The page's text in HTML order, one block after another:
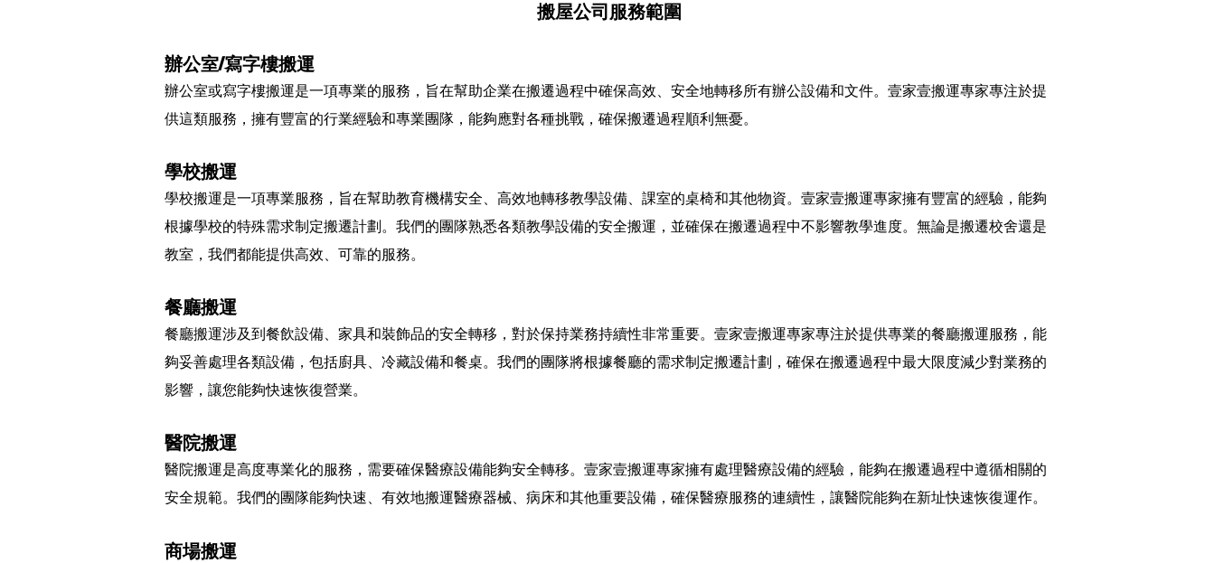
搬屋公司服務範圍
辦公室/寫字樓搬運
辦公室或寫字樓搬運是一項專業的服務，旨在幫助企業在搬遷過程中確保高效、安全地轉移所有辦公設備和文件。壹家壹搬運專家專注於提
供這類服務，擁有豐富的行業經驗和專業團隊，能夠應對各種挑戰，確保搬遷過程順利無憂。
學校搬運
學校搬運是一項專業服務，旨在幫助教育機構安全、高效地轉移教學設備、課室的桌椅和其他物資。壹家壹搬運專家擁有豐富的經驗，能夠
根據學校的特殊需求制定搬遷計劃。我們的團隊熟悉各類教學設備的安全搬運，並確保在搬遷過程中不影響教學進度。無論是搬遷校舍還是
教室，我們都能提供高效、可靠的服務。
餐廳搬運
餐廳搬運涉及到餐飲設備、家具和裝飾品的安全轉移，對於保持業務持續性非常重要。壹家壹搬運專家專注於提供專業的餐廳搬運服務，能
夠妥善處理各類設備，包括廚具、冷藏設備和餐桌。我們的團隊將根據餐廳的需求制定搬遷計劃，確保在搬遷過程中最大限度減少對業務的
影響，讓您能夠快速恢復營業。
醫院搬運
醫院搬運是高度專業化的服務，需要確保醫療設備能夠安全轉移。壹家壹搬運專家擁有處理醫療設備的經驗，能夠在搬遷過程中遵循相關的
安全規範。我們的團隊能夠快速、有效地搬運醫療器械、病床和其他重要設備，確保醫療服務的連續性，讓醫院能夠在新址快速恢復運作。
商場搬運